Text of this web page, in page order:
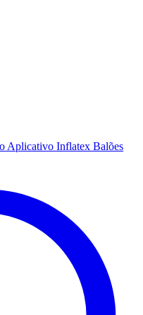
Aplicativo Inflatex Balões